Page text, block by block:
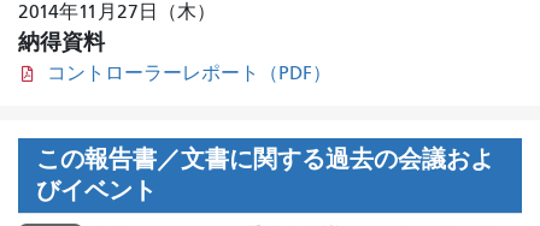
2014年11月27日（木）
納得資料
コントローラーレポート（PDF）
この報告書／文書に関する過去の会議およ
びイベント